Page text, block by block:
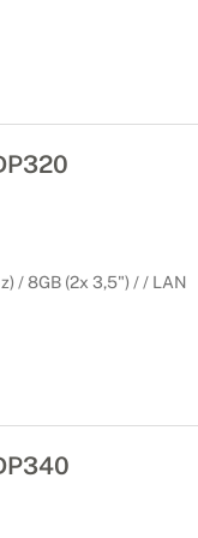
/ 8GB (2x 3,5") / / LAN